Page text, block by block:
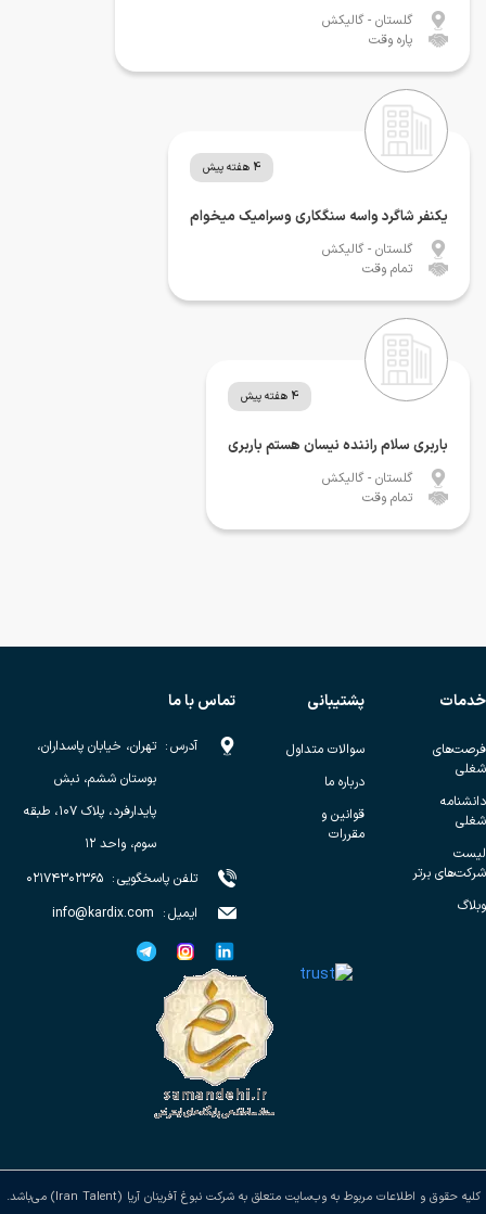
گلستان - گالیکش
پاره وقت
4 هفته پیش
یکنفر شاگرد واسه سنگکاری وسرامیک میخوام
گلستان - گالیکش
تمام وقت
4 هفته پیش
باربری سلام راننده نیسان هستم باربری
گلستان - گالیکش
تمام وقت
خدمات
فرصت‌های
شغلی
دانشنامه
شغلی
لیست
شرکت‌های برتر
وبلاگ
پشتیبانی
سوالات متداول
درباره ما
قوانین و
مقررات
تماس با ما
آدرس: تهران، خیابان پاسداران،
بوستان ششم، نبش
پایدارفرد، پلاک ۱۰۷، طبقه
سوم، واحد ۱۲
تلفن پاسخگویی: ۰۲۱۷۴۳۰۲۳۶۵
ایمیل:
info@kardix.com
کلیه حقوق و اطلاعات مربوط به وب‌سایت متعلق به شرکت نبوغ آفرینان آریا (Iran Talent) می‌باشد.